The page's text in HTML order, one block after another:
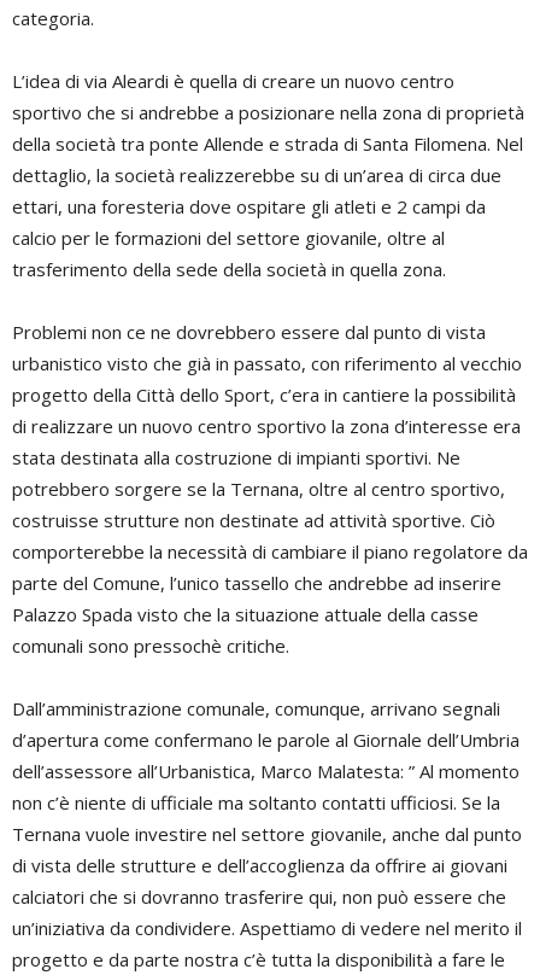
categoria.
L’idea di via Aleardi è quella di creare un nuovo centro
sportivo che si andrebbe a posizionare nella zona di proprietà
della società tra ponte Allende e strada di Santa Filomena. Nel
dettaglio, la società realizzerebbe su di un’area di circa due
ettari, una foresteria dove ospitare gli atleti e 2 campi da
calcio per le formazioni del settore giovanile, oltre al
trasferimento della sede della società in quella zona.
Problemi non ce ne dovrebbero essere dal punto di vista
urbanistico visto che già in passato, con riferimento al vecchio
progetto della Città dello Sport, c’era in cantiere la possibilità
di realizzare un nuovo centro sportivo la zona d’interesse era
stata destinata alla costruzione di impianti sportivi. Ne
potrebbero sorgere se la Ternana, oltre al centro sportivo,
costruisse strutture non destinate ad attività sportive. Ciò
comporterebbe la necessità di cambiare il piano regolatore da
parte del Comune, l’unico tassello che andrebbe ad inserire
Palazzo Spada visto che la situazione attuale della casse
comunali sono pressochè critiche.
Dall’amministrazione comunale, comunque, arrivano segnali
d’apertura come confermano le parole al Giornale dell’Umbria
dell’assessore all’Urbanistica, Marco Malatesta: ” Al momento
non c’è niente di ufficiale ma soltanto contatti ufficiosi. Se la
Ternana vuole investire nel settore giovanile, anche dal punto
di vista delle strutture e dell’accoglienza da offrire ai giovani
calciatori che si dovranno trasferire qui, non può essere che
un’iniziativa da condividere. Aspettiamo di vedere nel merito il
progetto e da parte nostra c’è tutta la disponibilità a fare le